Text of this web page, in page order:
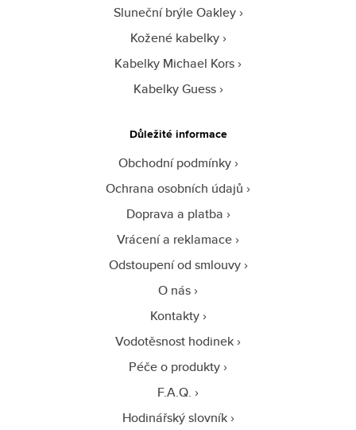
Sluneční brýle Oakley
Kožené kabelky
Kabelky Michael Kors
Kabelky Guess
Důležité informace
Obchodní podmínky
Ochrana osobních údajů
Doprava a platba
Vrácení a reklamace
Odstoupení od smlouvy
O nás
Kontakty
Vodotěsnost hodinek
Péče o produkty
F.A.Q.
Hodinářský slovník